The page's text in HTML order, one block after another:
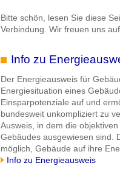
Bitte schön, lesen Sie diese
Verbindung. Wir freuen uns
Info zu
Der Energieausweis für
Energiesituation eines
Einsparpotenziale auf und
bundesweit unkompliziert zu
Ausweis, in dem die
Gebäudes ausgewiesen sind.
möglich, Gebäude auf ihre
Info zu Energieausweis